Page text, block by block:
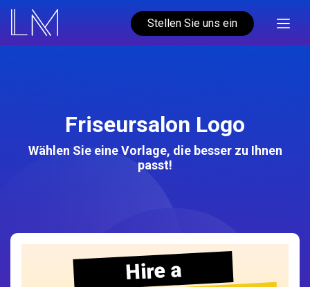
Stellen Sie uns ein
Friseursalon Logo
Wählen Sie eine Vorlage, die besser zu Ihnen
passt!
Hire a